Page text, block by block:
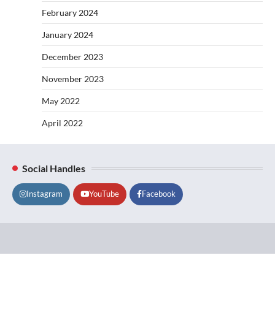
February 2024
January 2024
December 2023
November 2023
May 2022
April 2022
Social Handles
Instagram YouTube Facebook